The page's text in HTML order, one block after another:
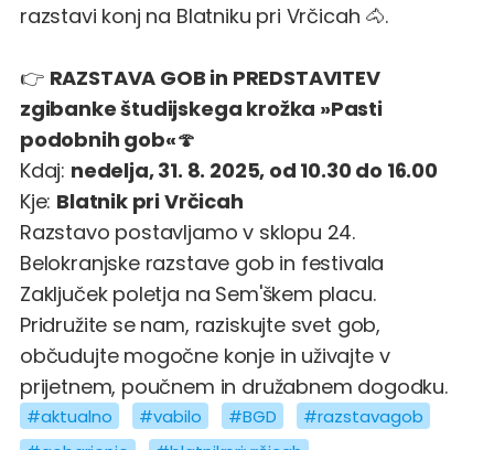
razstavi konj na Blatniku pri Vrčicah 🐴.
👉 RAZSTAVA GOB in PREDSTAVITEV
zgibanke študijskega krožka »Pasti
podobnih gob«🍄
Kdaj: nedelja, 31. 8. 2025, od 10.30 do 16.00
Kje: Blatnik pri Vrčicah
Razstavo postavljamo v sklopu 24.
Belokranjske razstave gob in festivala
Zaključek poletja na Sem'škem placu.
Pridružite se nam, raziskujte svet gob,
občudujte mogočne konje in uživajte v
prijetnem, poučnem in družabnem dogodku.
#aktualno #vabilo #BGD
#razstavagob